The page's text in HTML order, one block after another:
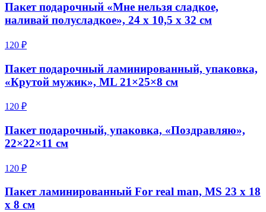
Пакет подарочный «Мне нельзя сладкое,
наливай полусладкое», 24 х 10,5 х 32 см
120 ₽
Пакет подарочный ламинированный, упаковка,
«Крутой мужик», ML 21×25×8 см
120 ₽
Пакет подарочный, упаковка, «Поздравляю»,
22×22×11 см
120 ₽
Пакет ламинированный For real man, MS 23 х 18
х 8 см